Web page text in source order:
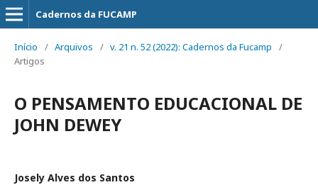
Cadernos da FUCAMP
Início / Arquivos / v. 21 n. 52 (2022): Cadernos da Fucamp
/
Artigos
O PENSAMENTO EDUCACIONAL DE
JOHN DEWEY
Josely Alves dos Santos